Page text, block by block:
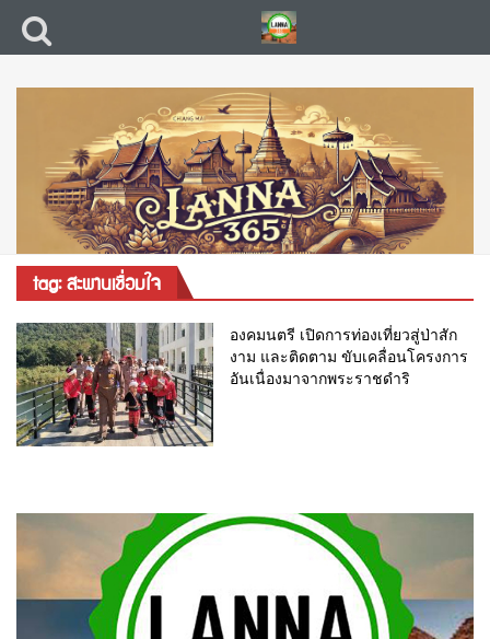
tag: สะพานเชื่อมใจ
องคมนตรี เปิดการท่องเที่ยวสู่ป่าสัก
งาม และติดตาม ขับเคลื่อนโครงการ
อันเนื่องมาจากพระราชดำริ